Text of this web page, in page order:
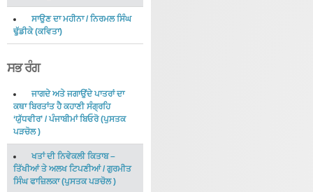
ਸਾਉਣ ਦਾ ਮਹੀਨਾ/ਨਿਰਮਲ ਸਿੰਘ
ਢੁੱਡੀਕੇ(ਕਵਿਤਾ)
ਸਭ ਰੰਗ
ਜਾਗਦੇ ਅਤੇ ਜਗਾਉਂਦੇ ਪਾਤਰਾਂ ਦਾ
ਕਥਾ ਬਿਰਤਾਂਤ ਹੈ ਕਹਾਣੀ ਸੰਗ੍ਰਹਿ
‘ਯੁੱਧਵੀਰ’ /ਪੰਜਾਬੀਮਾਂ ਬਿਓਰੋ(ਪੁਸਤਕ
ਪੜਚੋਲ)
ਖਤਾਂ ਦੀ ਨਿਵੇਕਲੀ ਕਿਤਾਬ –
ਤਿੱਖੀਆਂ ਤੇ ਅਲਖ ਟਿਪਣੀਆਂ/ ਗੁਰਮੀਤ
ਸਿੰਘ ਫਾਜ਼ਿਲਕਾ(ਪੁਸਤਕ ਪੜਚੋਲ)